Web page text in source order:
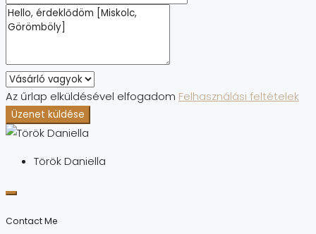
Az űrlap elküldésével elfogadom Felhasználási feltételek
Üzenet küldése
Török Daniella
Contact Me